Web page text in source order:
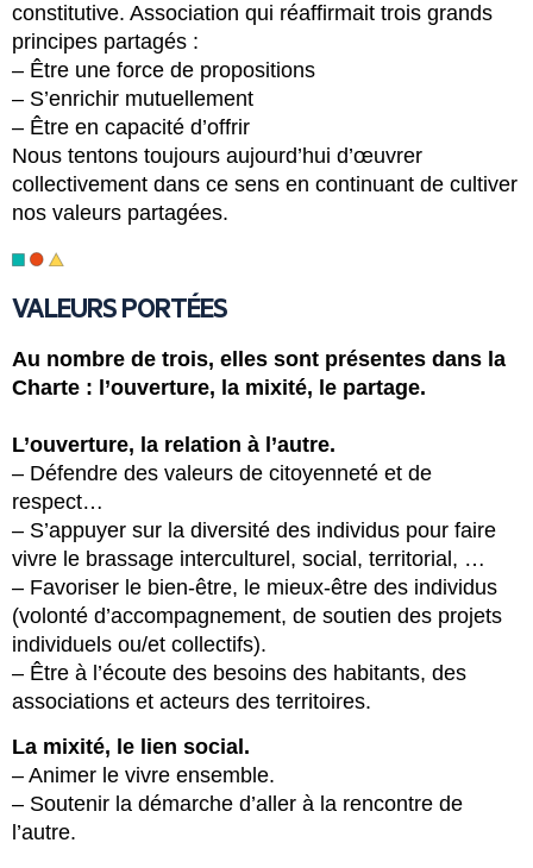
constitutive. Association qui réaffirmait trois grands
principes partagés :
– Être une force de propositions
– S’enrichir mutuellement
– Être en capacité d’offrir
Nous tentons toujours aujourd’hui d’œuvrer
collectivement dans ce sens en continuant de cultiver
nos valeurs partagées.
VALEURS PORTÉES
Au nombre de trois, elles sont présentes dans la
Charte : l’ouverture, la mixité, le partage.
L’ouverture, la relation à l’autre.
– Défendre des valeurs de citoyenneté et de
respect…
– S’appuyer sur la diversité des individus pour faire
vivre le brassage interculturel, social, territorial, …
– Favoriser le bien-être, le mieux-être des individus
(volonté d’accompagnement, de soutien des projets
individuels ou/et collectifs).
– Être à l’écoute des besoins des habitants, des
associations et acteurs des territoires.
La mixité, le lien social.
– Animer le vivre ensemble.
– Soutenir la démarche d’aller à la rencontre de
l’autre.